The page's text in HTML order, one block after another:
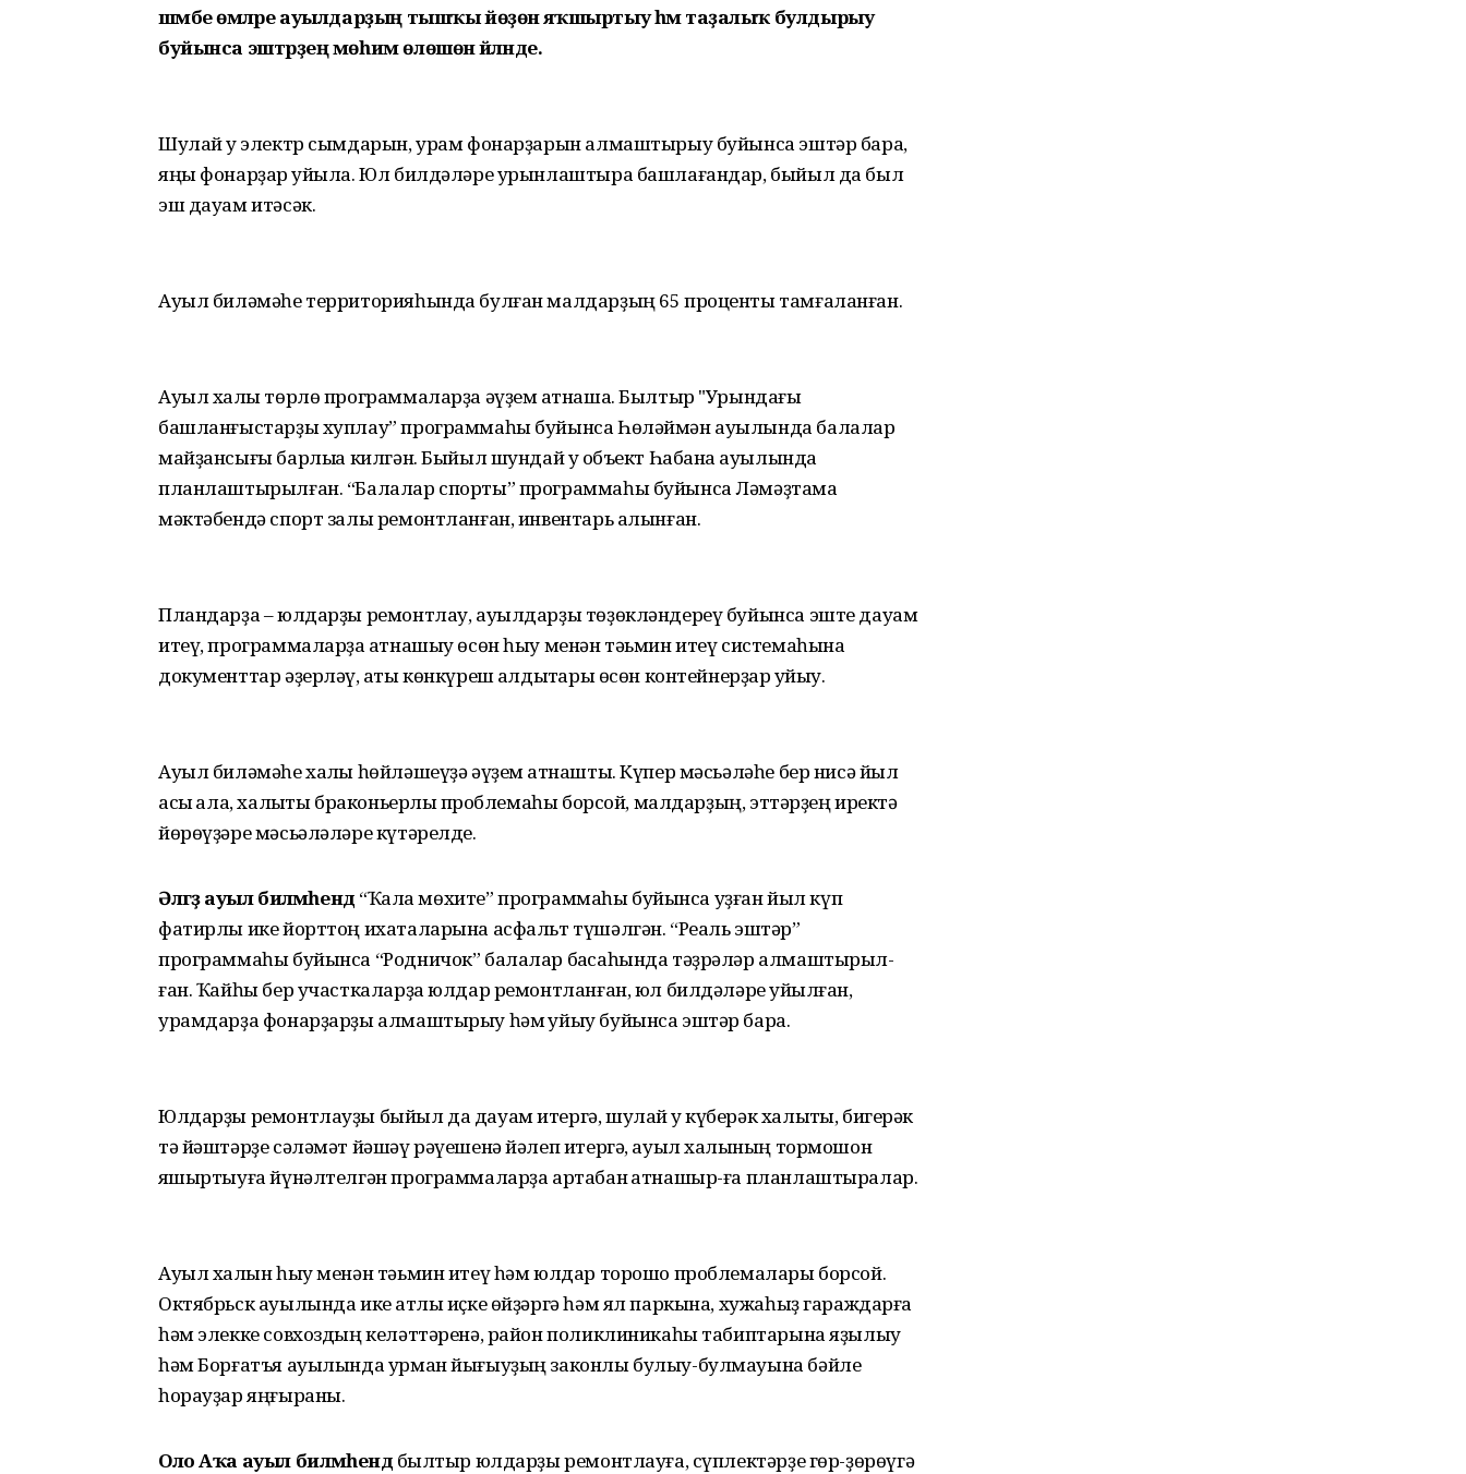
шәмбе өмәләре ауылдарҙың тышҡы йөҙөн яҡшыртыу һәм таҙалыҡ булдырыу
буйынса эштәрҙең мөһим өлөшөнә әйләнде.
Шулай уҡ электр сымдарын, урам фонарҙарын алмаштырыу буйынса эштәр бара,
яңы фонарҙар ҡуйыла. Юл билдәләре урынлаштыра башлағандар, быйыл да был
эш дауам итәсәк.
Ауыл биләмәһе территорияһында булған малдарҙың 65 проценты тамғаланған.
Ауыл халҡы төрлө программаларҙа әүҙем ҡатнаша. Былтыр "Урындағы
башланғыстарҙы хуплау” программаһы буйынса Һөләймән ауылында балалар
майҙансығы барлыҡҡа килгән. Быйыл шундай уҡ объект Һабанаҡ ауылында
планлаштырылған. “Балалар спорты” программаһы буйынса Ләмәҙтамаҡ
мәктәбендә спорт залы ремонтланған, инвентарь алынған.
Пландарҙа – юлдарҙы ремонтлау, ауылдарҙы төҙөкләндереү буйынса эште дауам
итеү, программаларҙа ҡатнашыу өсөн һыу менән тәьмин итеү системаһына
документтар әҙерләү, ҡаты көнкүреш ҡалдыҡтары өсөн контейнерҙар ҡуйыу.
Ауыл биләмәһе халҡы һөйләшеүҙә әүҙем ҡатнашты. Күпер мәсьәләһе бер нисә йыл
асыҡ ҡала, халыҡты браконьерлыҡ проблемаһы борсой, малдарҙың, эттәрҙең иректә
йөрөүҙәре мәсьәләләре күтәрелде.
Әләгәҙ ауыл биләмәһендә “Ҡала мөхите” программаһы буйынса уҙған йыл күп
фатирлы ике йорттоң ихаталарына асфальт түшәлгән. “Реаль эштәр”
программаһы буйынса “Родничок” балалар баҡсаһында тәҙрәләр алмаштырыл-
ған. Ҡайһы бер участкаларҙа юлдар ремонтланған, юл билдәләре ҡуйылған,
урамдарҙа фонарҙарҙы алмаштырыу һәм ҡуйыу буйынса эштәр бара.
Юлдарҙы ремонтлауҙы быйыл да дауам итергә, шулай уҡ күберәк халыҡты, бигерәк
тә йәштәрҙе сәләмәт йәшәү рәүешенә йәлеп итергә, ауыл халҡының тормошон
яҡшыртыуға йүнәлтелгән программаларҙа артабан ҡатнашыр-ға планлаштыралар.
Ауыл халҡын һыу менән тәьмин итеү һәм юлдар торошо проблемалары борсой.
Октябрьск ауылында ике ҡатлы иҫке өйҙәргә һәм ял паркына, хужаһыҙ гараждарға
һәм элекке совхоздың келәттәренә, район поликлиникаһы табиптарына яҙылыу
һәм Борғатъя ауылында урман йығыуҙың законлы булыу-булмауына бәйле
һорауҙар яңғыраны.
Оло Аҡа ауыл биләмәһендәбылтыр юлдарҙы ремонтлауға, сүплектәрҙе гөр-ҙөрөүгә